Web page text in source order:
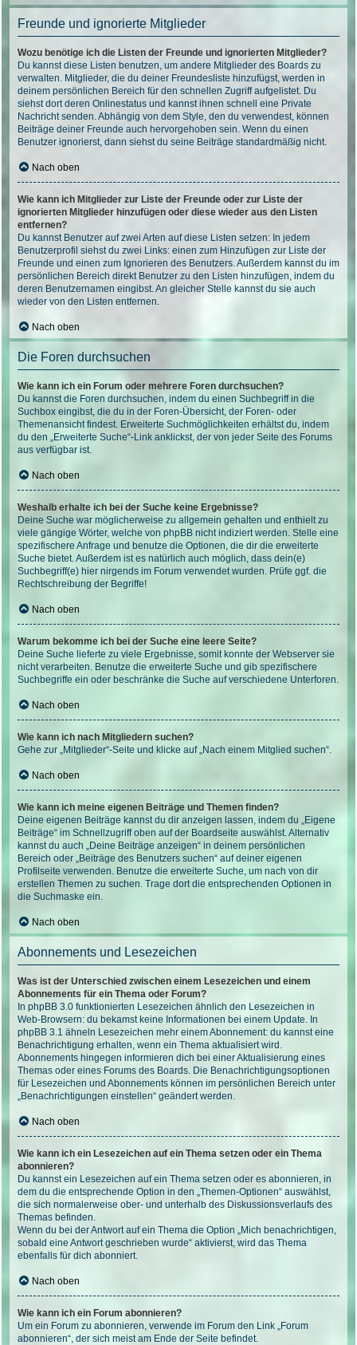
Freunde und ignorierte Mitglieder
Wozu benötige ich die Listen der Freunde und ignorierten Mitglieder?
Du kannst diese Listen benutzen, um andere Mitglieder des Boards zu
verwalten. Mitglieder, die du deiner Freundesliste hinzufügst, werden in
deinem persönlichen Bereich für den schnellen Zugriff aufgelistet. Du
siehst dort deren Onlinestatus und kannst ihnen schnell eine Private
Nachricht senden. Abhängig von dem Style, den du verwendest, können
Beiträge deiner Freunde auch hervorgehoben sein. Wenn du einen
Benutzer ignorierst, dann siehst du seine Beiträge standardmäßig nicht.
Nach oben
Wie kann ich Mitglieder zur Liste der Freunde oder zur Liste der
ignorierten Mitglieder hinzufügen oder diese wieder aus den Listen
entfernen?
Du kannst Benutzer auf zwei Arten auf diese Listen setzen: In jedem
Benutzerprofil siehst du zwei Links: einen zum Hinzufügen zur Liste der
Freunde und einen zum Ignorieren des Benutzers. Außerdem kannst du im
persönlichen Bereich direkt Benutzer zu den Listen hinzufügen, indem du
deren Benutzernamen eingibst. An gleicher Stelle kannst du sie auch
wieder von den Listen entfernen.
Nach oben
Die Foren durchsuchen
Wie kann ich ein Forum oder mehrere Foren durchsuchen?
Du kannst die Foren durchsuchen, indem du einen Suchbegriff in die
Suchbox eingibst, die du in der Foren-Übersicht, der Foren- oder
Themenansicht findest. Erweiterte Suchmöglichkeiten erhältst du, indem
du den „Erweiterte Suche“-Link anklickst, der von jeder Seite des Forums
aus verfügbar ist.
Nach oben
Weshalb erhalte ich bei der Suche keine Ergebnisse?
Deine Suche war möglicherweise zu allgemein gehalten und enthielt zu
viele gängige Wörter, welche von phpBB nicht indiziert werden. Stelle eine
spezifischere Anfrage und benutze die Optionen, die dir die erweiterte
Suche bietet. Außerdem ist es natürlich auch möglich, dass dein(e)
Suchbegriff(e) hier nirgends im Forum verwendet wurden. Prüfe ggf. die
Rechtschreibung der Begriffe!
Nach oben
Warum bekomme ich bei der Suche eine leere Seite?
Deine Suche lieferte zu viele Ergebnisse, somit konnte der Webserver sie
nicht verarbeiten. Benutze die erweiterte Suche und gib spezifischere
Suchbegriffe ein oder beschränke die Suche auf verschiedene Unterforen.
Nach oben
Wie kann ich nach Mitgliedern suchen?
Gehe zur „Mitglieder“-Seite und klicke auf „Nach einem Mitglied suchen“.
Nach oben
Wie kann ich meine eigenen Beiträge und Themen finden?
Deine eigenen Beiträge kannst du dir anzeigen lassen, indem du „Eigene
Beiträge“ im Schnellzugriff oben auf der Boardseite auswählst. Alternativ
kannst du auch „Deine Beiträge anzeigen“ in deinem persönlichen
Bereich oder „Beiträge des Benutzers suchen“ auf deiner eigenen
Profilseite verwenden. Benutze die erweiterte Suche, um nach von dir
erstellen Themen zu suchen. Trage dort die entsprechenden Optionen in
die Suchmaske ein.
Nach oben
Abonnements und Lesezeichen
Was ist der Unterschied zwischen einem Lesezeichen und einem
Abonnements für ein Thema oder Forum?
In phpBB 3.0 funktionierten Lesezeichen ähnlich den Lesezeichen in
Web-Browsern: du bekamst keine Informationen bei einem Update. In
phpBB 3.1 ähneln Lesezeichen mehr einem Abonnement: du kannst eine
Benachrichtigung erhalten, wenn ein Thema aktualisiert wird.
Abonnements hingegen informieren dich bei einer Aktualisierung eines
Themas oder eines Forums des Boards. Die Benachrichtigungsoptionen
für Lesezeichen und Abonnements können im persönlichen Bereich unter
„Benachrichtigungen einstellen“ geändert werden.
Nach oben
Wie kann ich ein Lesezeichen auf ein Thema setzen oder ein Thema
abonnieren?
Du kannst ein Lesezeichen auf ein Thema setzen oder es abonnieren, in
dem du die entsprechende Option in den „Themen-Optionen“ auswählst,
die sich normalerweise ober- und unterhalb des Diskussionsverlaufs des
Themas befinden.
Wenn du bei der Antwort auf ein Thema die Option „Mich benachrichtigen,
sobald eine Antwort geschrieben wurde“ aktivierst, wird das Thema
ebenfalls für dich abonniert.
Nach oben
Wie kann ich ein Forum abonnieren?
Um ein Forum zu abonnieren, verwende im Forum den Link „Forum
abonnieren“, der sich meist am Ende der Seite befindet.